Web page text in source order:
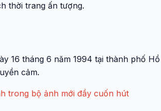
thời trang ấn tượng.
16 tháng 6 năm 1994 tại thành phố
cảm.
trong bộ ảnh mới đầy cuốn hút